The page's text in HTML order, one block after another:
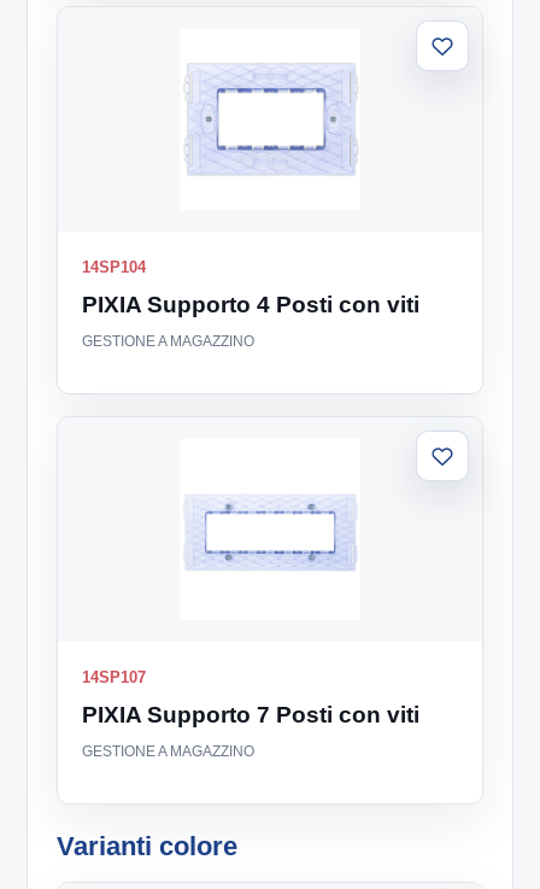
14SP104
PIXIA Supporto 4 Posti con viti
GESTIONE A MAGAZZINO
Aggiungi
alla
14SP107
PIXIA Supporto 7 Posti con viti
GESTIONE A MAGAZZINO
Aggiungi
alla
Varianti colore